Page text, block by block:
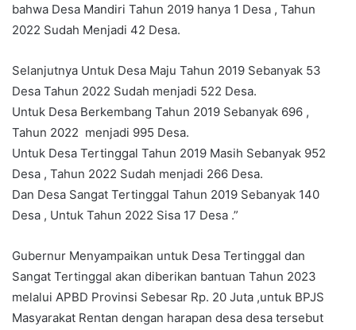
bahwa Desa Mandiri Tahun 2019 hanya 1 Desa , Tahun
2022 Sudah Menjadi 42 Desa.
Selanjutnya Untuk Desa Maju Tahun 2019 Sebanyak 53
Desa Tahun 2022 Sudah menjadi 522 Desa.
Untuk Desa Berkembang Tahun 2019 Sebanyak 696 ,
Tahun 2022 menjadi 995 Desa.
Untuk Desa Tertinggal Tahun 2019 Masih Sebanyak 952
Desa , Tahun 2022 Sudah menjadi 266 Desa.
Dan Desa Sangat Tertinggal Tahun 2019 Sebanyak 140
Desa , Untuk Tahun 2022 Sisa 17 Desa .”
Gubernur Menyampaikan untuk Desa Tertinggal dan
Sangat Tertinggal akan diberikan bantuan Tahun 2023
melalui APBD Provinsi Sebesar Rp. 20 Juta ,untuk BPJS
Masyarakat Rentan dengan harapan desa desa tersebut